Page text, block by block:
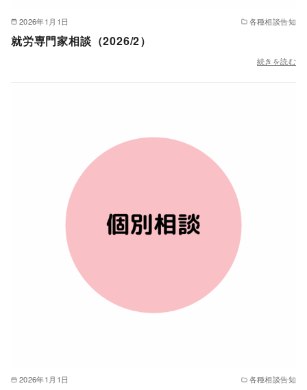
2026年1月1日 各種相談告知
就労専門家相談（2026/2）
続きを読む
2026年1月1日 各種相談告知